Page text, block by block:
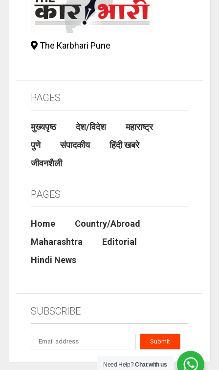
The Karbhari Pune
PAGES
मुख्यपृष्ठ देश/विदेश
महाराष्ट्र
पुणे
संपादकीय
हिंदी खबरे
जीवनशैली
PAGES
Home
Country/Abroad
Maharashtra
Editorial
Hindi News
SUBSCRIBE
Need Help?Chat with us